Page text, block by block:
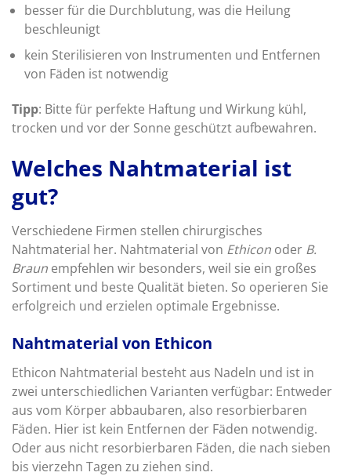
besser für die Durchblutung, was die Heilung
beschleunigt
kein Sterilisieren von Instrumenten und Entfernen
von Fäden ist notwendig
Tipp: Bitte für perfekte Haftung und Wirkung kühl,
trocken und vor der Sonne geschützt aufbewahren.
Welches Nahtmaterial ist
gut?
Verschiedene Firmen stellen chirurgisches
Nahtmaterial her. Nahtmaterial von Ethicon oder B.
Braun empfehlen wir besonders, weil sie ein großes
Sortiment und beste Qualität bieten. So operieren Sie
erfolgreich und erzielen optimale Ergebnisse.
Nahtmaterial von Ethicon
Ethicon Nahtmaterial besteht aus Nadeln und ist in
zwei unterschiedlichen Varianten verfügbar: Entweder
aus vom Körper abbaubaren, also resorbierbaren
Fäden. Hier ist kein Entfernen der Fäden notwendig.
Oder aus nicht resorbierbaren Fäden, die nach sieben
bis vierzehn Tagen zu ziehen sind.